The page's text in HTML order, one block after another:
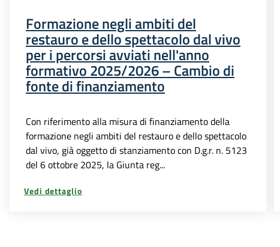
Formazione negli ambiti del
restauro e dello spettacolo dal vivo
per i percorsi avviati nell'anno
formativo 2025/2026 – Cambio di
fonte di finanziamento
Con riferimento alla misura di finanziamento della
formazione negli ambiti del restauro e dello spettacolo
dal vivo, già oggetto di stanziamento con D.g.r. n. 5123
del 6 ottobre 2025, la Giunta reg...
Vedi dettaglio